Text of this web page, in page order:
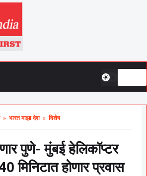
» भारत माझा देश» विशेष
पुणे- मुंबई हेलिकॉप्टर
मिनिटात होणार प्रवास